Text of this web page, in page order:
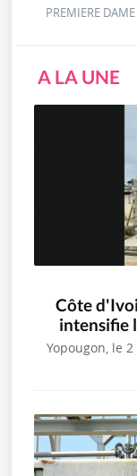
PREMIERE
A LA UNE
Côte
intensifie
Yopougon, le